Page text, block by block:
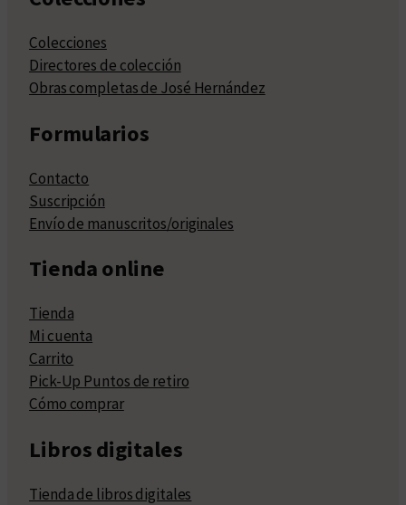
Colecciones
Directores de colección
Obras completas de José Hernández
Formularios
Contacto
Suscripción
Envío de manuscritos/originales
Tienda online
Tienda
Mi cuenta
Carrito
Pick-Up Puntos de retiro
Cómo comprar
Libros digitales
Tienda de libros digitales